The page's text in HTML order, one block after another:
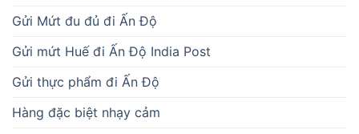
Gửi Mứt đu đủ đi Ấn Độ
Gửi mứt Huế đi Ấn Độ India Post
Gửi thực phẩm đi Ấn Độ
Hàng đặc biệt nhạy cảm